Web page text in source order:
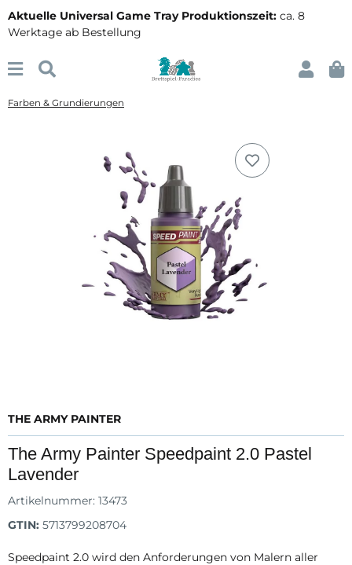
Aktuelle Universal Game Tray Produktionszeit: ca. 8
Werktage ab Bestellung
Farben & Grundierungen
THE ARMY PAINTER
The Army Painter Speedpaint 2.0 Pastel
Lavender
Artikelnummer: 13473
GTIN: 5713799208704
Speedpaint 2.0 wird den Anforderungen von Malern aller